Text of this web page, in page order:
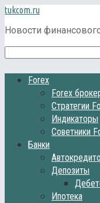
Перейти
к
контенту
tukcom.ru
Новости
Поиск:
Forex
Forex
Стратегии
Индикаторы
Советники
Банки
Депозиты
Ипотека